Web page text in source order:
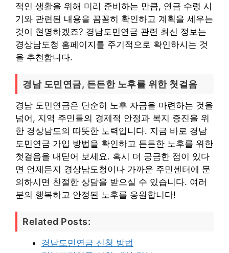
적인 생활을 위해 미리 준비하는 만큼, 연금 수령 시
기와 관련된 내용을 꼼꼼히 확인하고 계획을 세우는
것이 현명하겠죠? 경남도민연금 관련 최신 정보는
경상남도청 홈페이지를 주기적으로 확인하시는 것
을 추천합니다.
경남 도민연금, 든든한 노후를 위한 첫걸음
경남 도민연금은 단순히 노후 자금을 마련하는 것을
넘어, 지역 주민들의 경제적 안정과 복지 증진을 위
한 경상남도의 따뜻한 노력입니다. 지금 바로 경남
도민연금 가입 방법을 확인하고 든든한 노후를 위한
첫걸음을 내딛어 보세요. 혹시 더 궁금한 점이 있다
면 언제든지 경상남도청이나 가까운 주민센터에 문
의하시면 친절한 상담을 받으실 수 있습니다. 여러
분의 행복하고 안정된 노후를 응원합니다!
Related Posts:
경남도민연금 신청 방법